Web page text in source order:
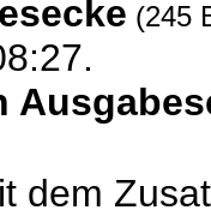
(245
dem